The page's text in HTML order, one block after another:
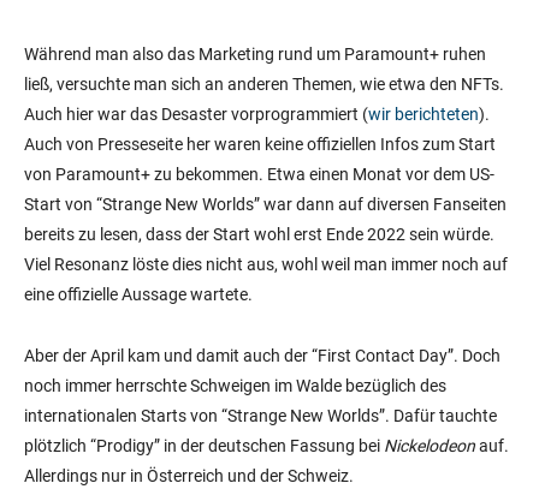
Während man also das Marketing rund um Paramount+ ruhen
ließ, versuchte man sich an anderen Themen, wie etwa den NFTs.
Auch hier war das Desaster vorprogrammiert (wir berichteten).
Auch von Presseseite her waren keine offiziellen Infos zum Start
von Paramount+ zu bekommen. Etwa einen Monat vor dem US-
Start von “Strange New Worlds” war dann auf diversen Fanseiten
bereits zu lesen, dass der Start wohl erst Ende 2022 sein würde.
Viel Resonanz löste dies nicht aus, wohl weil man immer noch auf
eine offizielle Aussage wartete.
Aber der April kam und damit auch der “First Contact Day”. Doch
noch immer herrschte Schweigen im Walde bezüglich des
internationalen Starts von “Strange New Worlds”. Dafür tauchte
plötzlich “Prodigy” in der deutschen Fassung bei Nickelodeonauf.
Allerdings nur in Österreich und der Schweiz.